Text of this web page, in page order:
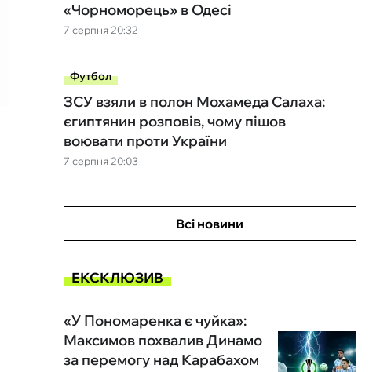
7 серпня 20:32
«Чорноморець» в Одесі
Футбол
7 серпня 20:03
ЗСУ взяли в полон Мохамеда Салаха:
єгиптянин розповів, чому пішов
воювати проти України
Всі новини
ЕКСКЛЮЗИВ
«У Пономаренка є чуйка»:
Максимов похвалив Динамо
за перемогу над Карабахом